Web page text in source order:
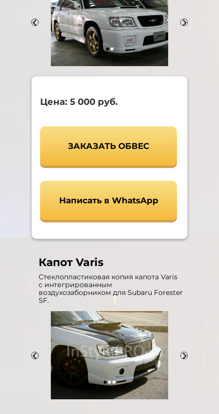
Цена: 5 000 руб.
ЗАКАЗАТЬ ОБВЕС
Написать в WhatsApp
Капот Varis
Стеклопластиковая копия капота Varis
с интегрированным
воздухозаборником для Subaru Forester
SF.